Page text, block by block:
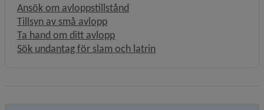
Ansök om avloppstillstånd
Tillsyn av små avlopp
Ta hand om ditt avlopp
Sök undantag för slam och latrin